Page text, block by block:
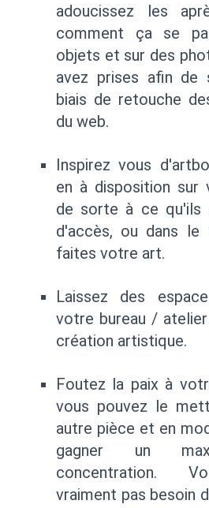
adoucissez les
comment ça se
objets et sur des
avez prises afin de
biais de retouche
du web.
Inspirez vous
en à disposition sur
de sorte à ce qu'ils
d'accès, ou dans le
faites votre art.
Laissez des
votre bureau /
création artistique.
Foutez la paix à
vous pouvez le
autre pièce et en
gagner un
concentration.
vraiment pas besoin